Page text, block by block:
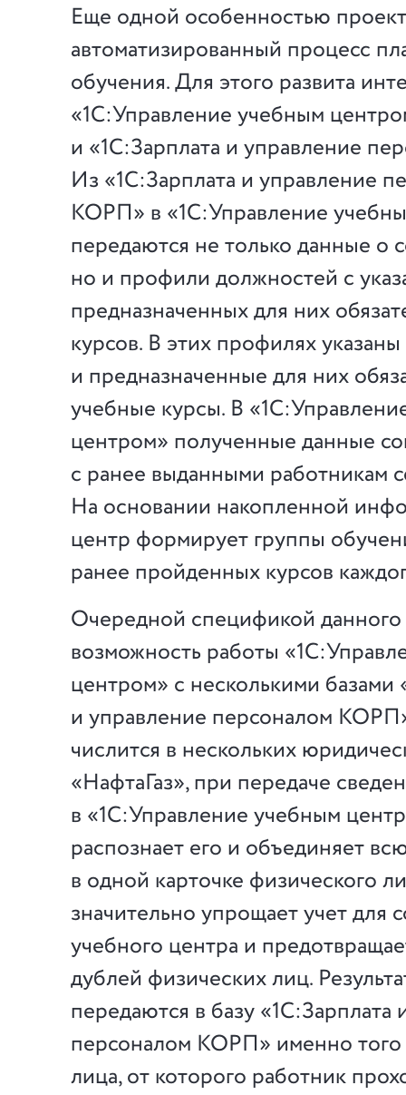
Еще одной особенностью
автоматизированный процесс
обучения. Для этого развита
«1С:Управление учебным
и «1С:Зарплата и управление
Из «1С:Зарплата и управление
КОРП» в «1С:Управление
передаются не только данные о
но и профили должностей с
предназначенных для них
курсов. В этих профилях
и предназначенные для них
учебные курсы. В
центром» полученные данные
с ранее выданными работникам
На основании накопленной
центр формирует группы
ранее пройденных курсов
Очередной спецификой данного
возможность работы
центром» с несколькими базами
и управление персоналом
числится в нескольких
«НафтаГаз», при передаче
в «1С:Управление учебным
распознает его и объединяет
в одной карточке физического
значительно упрощает учет для
учебного центра и
дублей физических лиц.
передаются в базу «1С:Зарплата
персоналом КОРП» именно
лица, от которого работник